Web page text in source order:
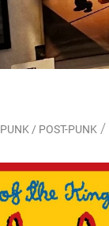
PUNK / POST-PUNK /